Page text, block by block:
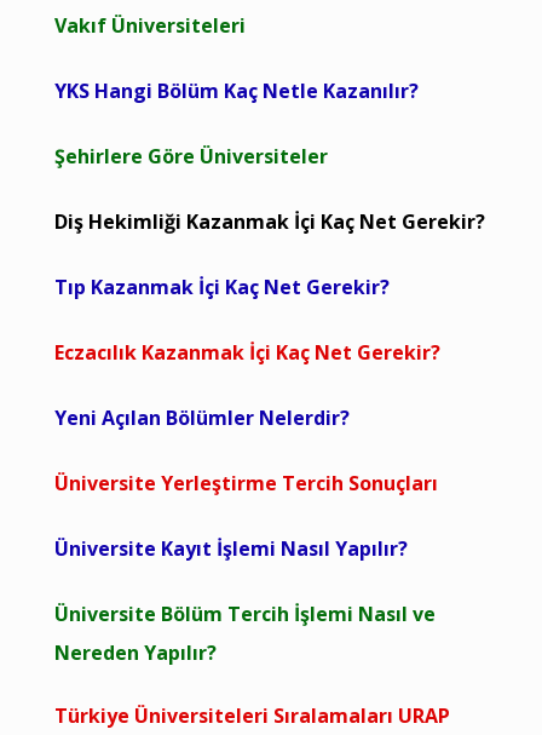
Vakıf Üniversiteleri
YKS Hangi Bölüm Kaç Netle Kazanılır?
Şehirlere Göre Üniversiteler
Diş Hekimliği Kazanmak İçi Kaç Net Gerekir?
Tıp Kazanmak İçi Kaç Net Gerekir?
Eczacılık Kazanmak İçi Kaç Net Gerekir?
Yeni Açılan Bölümler Nelerdir?
Üniversite Yerleştirme Tercih Sonuçları
Üniversite Kayıt İşlemi Nasıl Yapılır?
Üniversite Bölüm Tercih İşlemi Nasıl ve
Nereden Yapılır?
Türkiye Üniversiteleri Sıralamaları URAP